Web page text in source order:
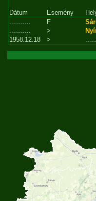
Dátum Esemény
...........
F
...........
>
1958.12.18
>